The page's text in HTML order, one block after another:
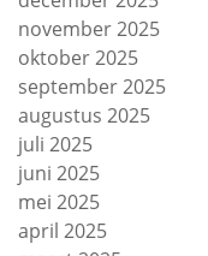
november 2025
oktober 2025
september 2025
augustus 2025
juli 2025
juni 2025
mei 2025
april 2025